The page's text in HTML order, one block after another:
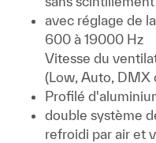
avec réglage de
600 à 19000 Hz
Vitesse du
(Low, Auto, DMX
Profilé
double système
refroidi par air et